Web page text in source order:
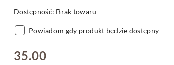
Dostępność: Brak towaru
Powiadom gdy produkt będzie dostępny
cena:
35.00